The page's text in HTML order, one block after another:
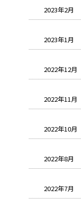
2023年2月
2023年1月
2022年12月
2022年11月
2022年10月
2022年8月
2022年7月